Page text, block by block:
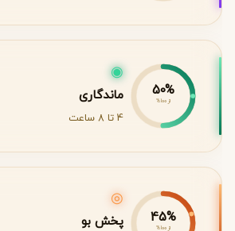
50%
از 100%
◉
ماندگاری
4 تا 8 ساعت
45%
از 100%
◎
پخش بو